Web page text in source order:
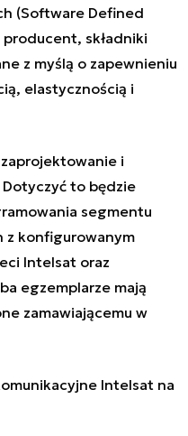
(Software Defined
składniki
z myślą o zapewnieniu
elastycznością i
i
to będzie
segmentu
z konfigurowanym
Intelsat oraz
egzemplarze mają
zamawiającemu w
Intelsat na